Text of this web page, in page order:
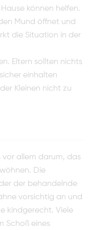
können helfen.
Mund öffnet und
die Situation in der
Eltern sollten nichts
einhalten
Kleinen nicht zu
vor allem darum, das
Die
der behandelnde
vorsichtig an und
kindgerecht. Viele
Schoß eines